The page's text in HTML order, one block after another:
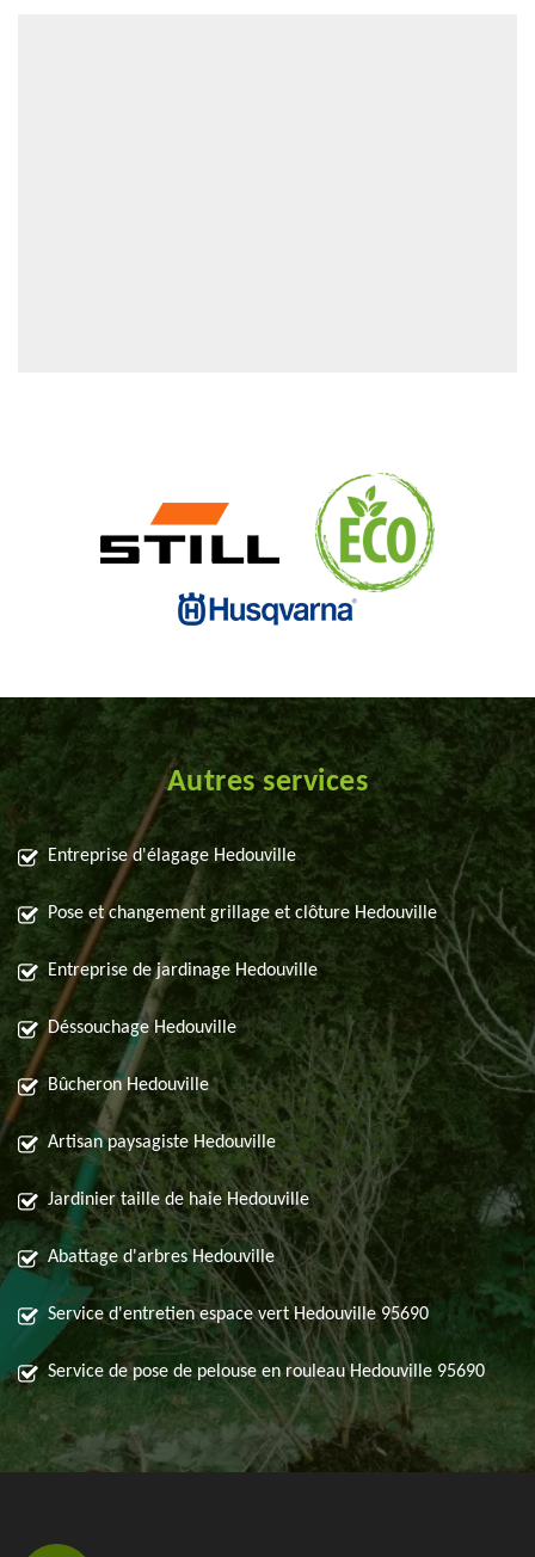
Autres services
Entreprise d'élagage Hedouville
Pose et changement grillage et clôture Hedouville
Entreprise de jardinage Hedouville
Déssouchage Hedouville
Bûcheron Hedouville
Artisan paysagiste Hedouville
Jardinier taille de haie Hedouville
Abattage d'arbres Hedouville
Service d'entretien espace vert Hedouville 95690
Service de pose de pelouse en rouleau Hedouville 95690